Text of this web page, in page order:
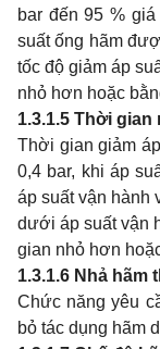
bar đến 95 %
suất ống hãm
tốc độ giảm áp
nhỏ hơn hoặc
1.3.1.5 Thời gian
Thời gian giảm
0,4 bar, khi áp
áp suất vận hành
dưới áp suất vận
gian nhỏ hơn
1.3.1.6 Nhả hãm
Chức năng yêu
bỏ tác dụng hãm